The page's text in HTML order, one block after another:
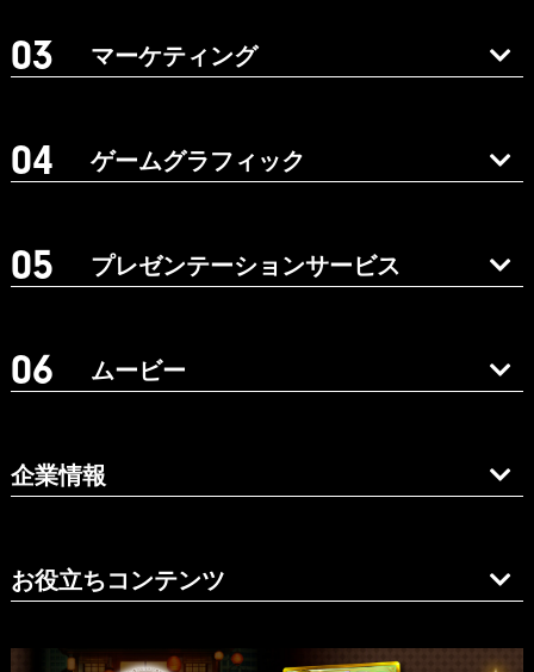
マーケティング
ゲームグラフィック
プレゼンテーションサービス
ムービー
企業情報
お役立ちコンテンツ